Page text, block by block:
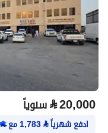
⃁20,000 سنوياً
ادفع شهرياً⃁
1,783مع